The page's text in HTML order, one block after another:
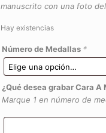
manuscrito con una foto
Hay existencias
Número de Medallas *
¿Qué desea grabar Cara A
Marque 1 en número de